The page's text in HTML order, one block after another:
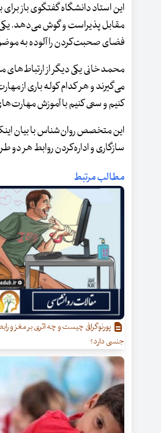
این استاد دانشگاه گفتگوی باز
مقابل پذیراست و گوش می‌دهد.
فضای صحبت‌کردن را آلوده به
محمدخانی یکی دیگر از
می‌گیرند و هر کدام کوله باری از
کنیم و سعی کنیم با آموزش
این متخصص روان‌شناس با بیان
سازگاری و اداره‌کردن روابط هر دو
مطالب مرتبط
پورنوگرافی چیست و چه اثری بر مغز و
جنسی دارد؟